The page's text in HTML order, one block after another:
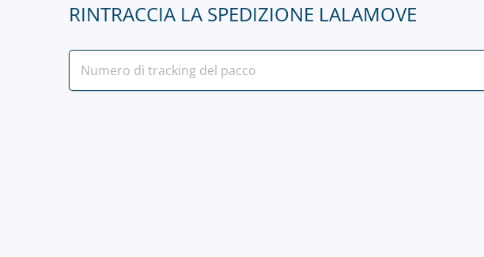
RINTRACCIA LA SPEDIZIONE LALAMOVE